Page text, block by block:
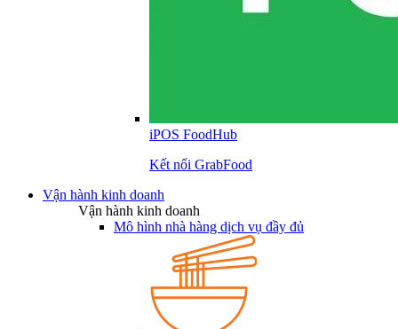
iPOS FoodHub
Kết nối GrabFood
Vận hành kinh doanh
Vận hành kinh doanh
Mô hình nhà hàng dịch vụ đầy đủ